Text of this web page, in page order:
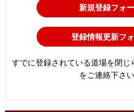
新規登録フォ
登録情報更新フ
すでに登録されている道場を閉じ
をご連絡下さい